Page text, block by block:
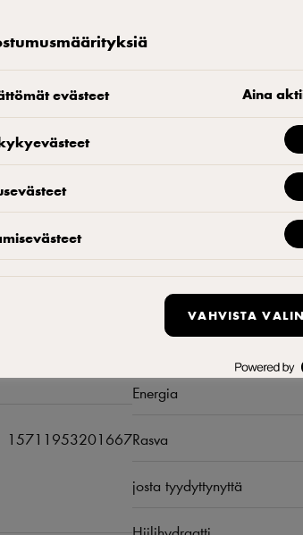
liikkeessä. Laktoositon. Ei lisättyä sokeria.
MISTÄ VOIT OSTAA TUOTTEEN
yhteyshenkilösi
15711953201667
Energia
Rasva
josta tyydyttynyttä
evästeet Aina
VAHVISTA